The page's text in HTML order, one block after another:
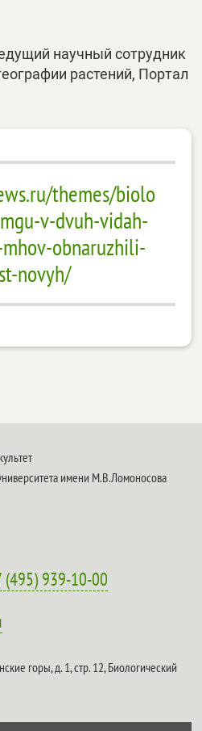
научный сотрудник
растений, Портал
themes/biolo
v-dvuh-vidah-
obnaruzhili-
novyh/
имени М.В.Ломоносова
(495) 939-10-00
горы, д. 1, стр. 12,Биологический